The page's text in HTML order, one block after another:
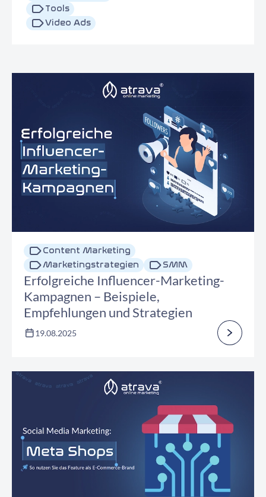
Tools
Video Ads
Content Marketing
Marketingstrategien
SMM
Erfolgreiche Influencer-Marketing-
Kampagnen – Beispiele,
Empfehlungen und Strategien
19.08.2025